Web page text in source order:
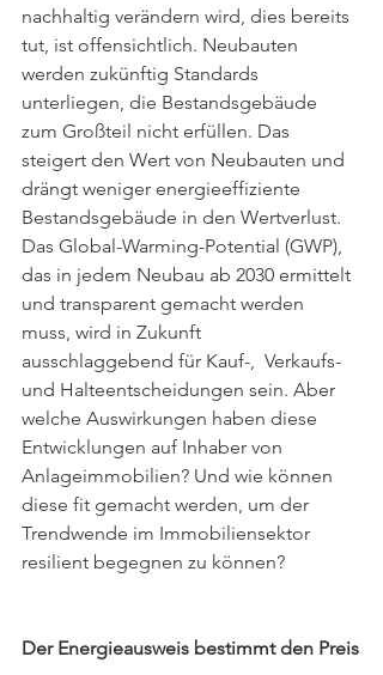
nachhaltig verändern wird, dies bereits
tut, ist offensichtlich. Neubauten
werden zukünftig Standards
unterliegen, die Bestandsgebäude
zum Großteil nicht erfüllen. Das
steigert den Wert von Neubauten und
drängt weniger energieeffiziente
Bestandsgebäude in den Wertverlust.
Das Global-Warming-Potential (GWP),
das in jedem Neubau ab 2030 ermittelt
und transparent gemacht werden
muss, wird in Zukunft
ausschlaggebend für Kauf-,  Verkaufs-
und Halteentscheidungen sein. Aber
welche Auswirkungen haben diese
Entwicklungen auf Inhaber von
Anlageimmobilien? Und wie können
diese fit gemacht werden, um der
Trendwende im Immobiliensektor
resilient begegnen zu können?
Der Energieausweis bestimmt den Preis